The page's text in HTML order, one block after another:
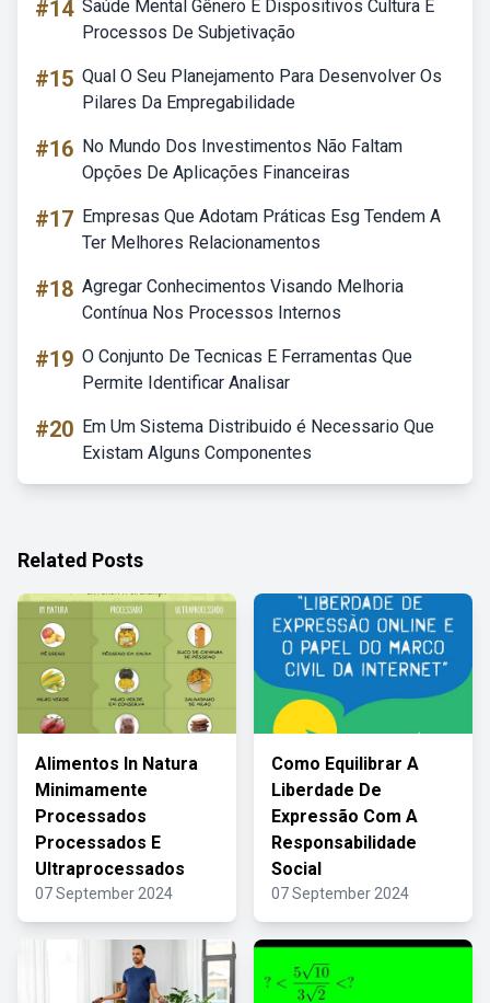
#14 Saúde Mental Gênero E Dispositivos Cultura E
Processos De Subjetivação
#15 Qual O Seu Planejamento Para Desenvolver Os
Pilares Da Empregabilidade
#16 No Mundo Dos Investimentos Não Faltam
Opções De Aplicações Financeiras
#17 Empresas Que Adotam Práticas Esg Tendem A
Ter Melhores Relacionamentos
#18 Agregar Conhecimentos Visando Melhoria
Contínua Nos Processos Internos
#19 O Conjunto De Tecnicas E Ferramentas Que
Permite Identificar Analisar
#20 Em Um Sistema Distribuido é Necessario Que
Existam Alguns Componentes
Related Posts
Alimentos In Natura
Minimamente
Processados
Processados E
Ultraprocessados
07 September 2024
Como Equilibrar A
Liberdade De
Expressão Com A
Responsabilidade
Social
07 September 2024